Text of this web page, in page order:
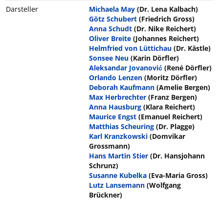
Darsteller
Michaela May (Dr. Lena Kalbach)
Götz Schubert (Friedrich Gross)
Anna Schudt (Dr. Nike Reichert)
Oliver Breite (Johannes Reichert)
Helmfried von Lüttichau (Dr. Kästle)
Sonsee Neu (Karin Dörfler)
Aleksandar Jovanović (René Dörfler)
Orlando Lenzen (Moritz Dörfler)
Deborah Kaufmann (Amelie Bergen)
Max Herbrechter (Franz Bergen)
Anna Hausburg (Klara Reichert)
Maurice Engst (Emanuel Reichert)
Matthias Scheuring (Dr. Plagge)
Karl Kranzkowski (Domvikar
Grossmann)
Hans Martin Stier (Dr. Hansjohann
Schrunz)
Susanne Kubelka (Eva-Maria Gross)
Lutz Lansemann (Wolfgang
Brückner)